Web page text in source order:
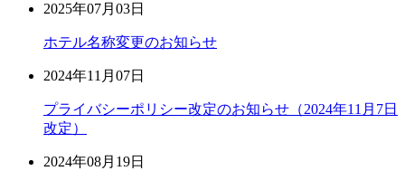
2025年07月03日
ホテル名称変更のお知らせ
2024年11月07日
プライバシーポリシー改定のお知らせ（2024年11月7日
改定）
2024年08月19日